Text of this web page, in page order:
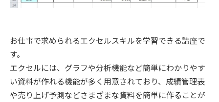
お仕事で求められるエクセルスキルを学習できる講座で
す。
エクセルには、グラフや分析機能など簡単にわかりやす
い資料が作れる機能が多く用意されており、成績管理表
や売り上げ予測などさまざまな資料を簡単に作ることが